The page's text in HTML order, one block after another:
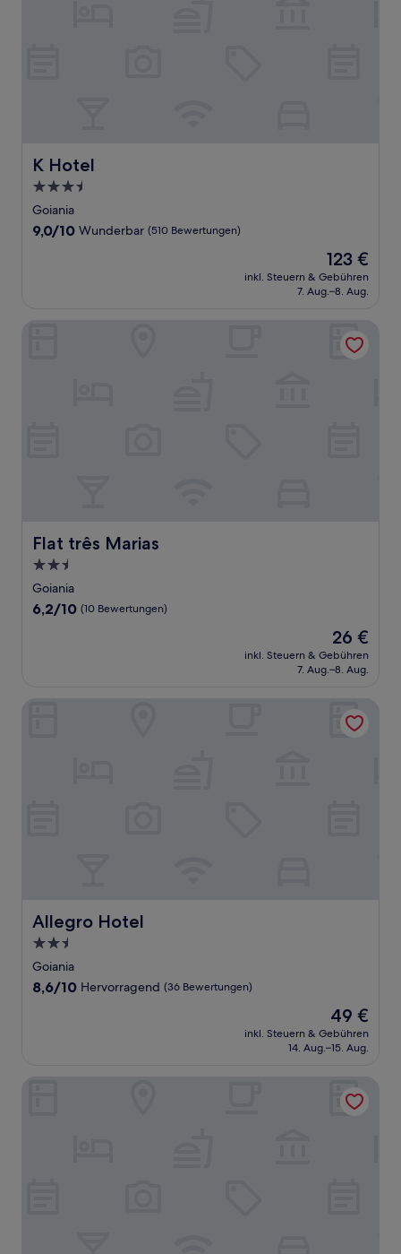
K Hotel
K Hotel
3.5-
Sterne-
Unterkunft
Goiania
9.0
9,0/10 Wunderbar (510 Bewertungen)
Der
Preis
beträgt
123 €
inkl. Steuern & Gebühren
7. Aug.–8. Aug.
Flat três Marias
Flat três Marias
2.5-
Sterne-
Unterkunft
Goiania
6.2
6,2/10 (10 Bewertungen)
Der
Preis
beträgt
26 €
inkl. Steuern & Gebühren
7. Aug.–8. Aug.
Allegro Hotel
Allegro Hotel
2.5-
Sterne-
Unterkunft
Goiania
8.6
8,6/10 Hervorragend (36 Bewertungen)
Der
Preis
beträgt
49 €
inkl. Steuern & Gebühren
14. Aug.–15. Aug.